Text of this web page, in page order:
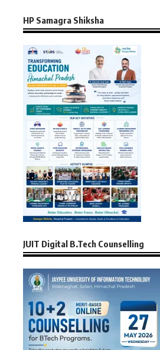
HP Samagra Shiksha
JUIT Digital B.Tech Counselling